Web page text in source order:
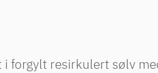
forgylt resirkulert sølv